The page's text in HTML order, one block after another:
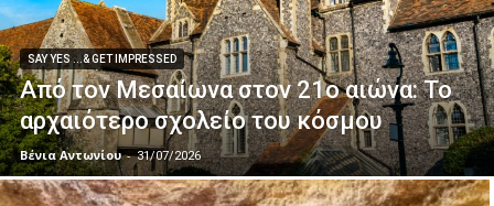
SAY YES ...& GET IMPRESSED
Από τον Μεσαίωνα στον 21ο αιώνα: Το
αρχαιότερο σχολείο του κόσμου
Βένια Αντωνίου - 31/07/2026